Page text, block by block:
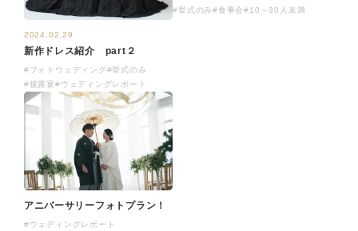
2024.02.29
新作ドレス紹介 part２
#フォトウェディング#挙式のみ
#披露宴#ウェディングレポート
#挙式のみ#食事会#10～30人未満
アニバーサリーフォトプラン！
#ウェディングレポート